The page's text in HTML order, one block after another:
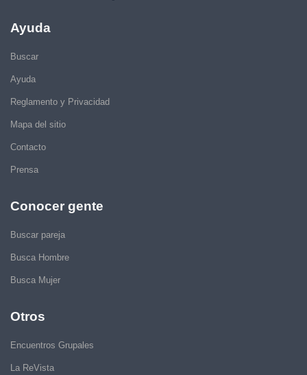
Ayuda
Buscar
Ayuda
Reglamento y Privacidad
Mapa del sitio
Contacto
Prensa
Conocer gente
Buscar pareja
Busca Hombre
Busca Mujer
Otros
Encuentros Grupales
La ReVista